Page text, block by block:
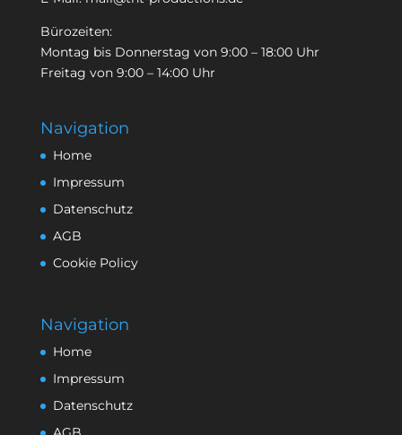
Bürozeiten:
Montag bis Donnerstag von 9:00 – 18:00 Uhr
Freitag von 9:00 – 14:00 Uhr
Navigation
Home
Impressum
Datenschutz
AGB
Cookie Policy
Navigation
Home
Impressum
Datenschutz